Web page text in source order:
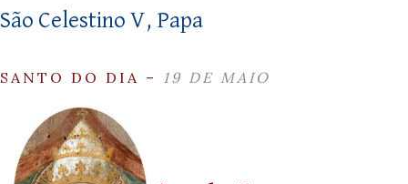
São Celestino V, Papa
SANTO DO DIA – 19 DE MAIO